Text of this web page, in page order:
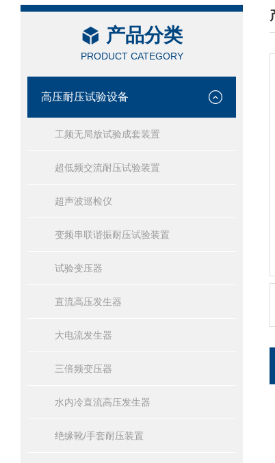
产品分类
PRODUCT CATEGORY
高压耐压试验设备
工频无局放试验成套装置
超低频交流耐压试验装置
超声波巡检仪
变频串联谐振耐压试验装置
试验变压器
直流高压发生器
大电流发生器
三倍频变压器
水内冷直流高压发生器
绝缘靴/手套耐压装置